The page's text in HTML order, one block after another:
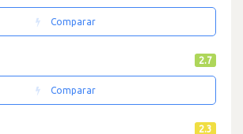
Comparar
2.7
Comparar
2.3